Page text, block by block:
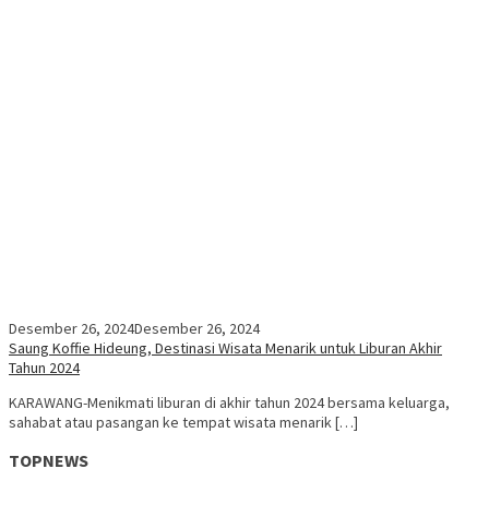
Desember 26, 2024Desember 26, 2024
Saung Koffie Hideung, Destinasi Wisata Menarik untuk Liburan Akhir
Tahun 2024
KARAWANG-Menikmati liburan di akhir tahun 2024 bersama keluarga,
sahabat atau pasangan ke tempat wisata menarik […]
TOPNEWS